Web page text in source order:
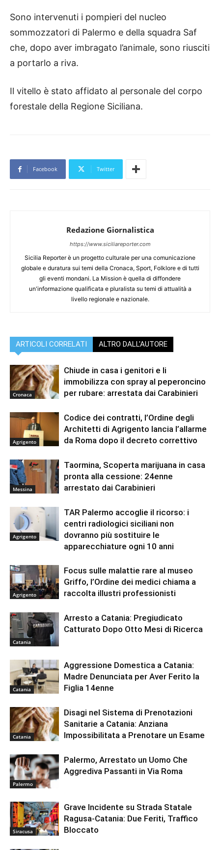
Sono intervenuti i pompieri del nucleo
sommozzatori di Palermo e della squadra Saf
che, dopo aver imbragato l’animale, sono riusciti
a portarlo a riva.
Il vitello è stato affidato al personale del corpo
forestale della Regione Siciliana.
Facebook Twitter
Redazione Giornalistica
https://www.siciliareporter.com
Sicilia Reporter è un progetto culturale per una comunicazione
globale e duratura sui temi della Cronaca, Sport, Folklore e di tutti
gli eventi mondani. La Mission è quella di diffondere
un'informazione qualificata e pluralista su temi di attualità a
livello regionale e nazionale.
ARTICOLI CORRELATI ALTRO DALL'AUTORE
Cronaca
Chiude in casa i genitori e li
immobilizza con spray al peperoncino
per rubare: arrestata dai Carabinieri
Agrigento
Codice dei contratti, l’Ordine degli
Architetti di Agrigento lancia l’allarme
da Roma dopo il decreto correttivo
Messina
Taormina, Scoperta marijuana in casa
pronta alla cessione: 24enne
arrestato dai Carabinieri
Agrigento
TAR Palermo accoglie il ricorso: i
centri radiologici siciliani non
dovranno più sostituire le
apparecchiature ogni 10 anni
Agrigento
Focus sulle malattie rare al museo
Griffo, l’Ordine dei medici chiama a
raccolta illustri professionisti
Catania
Arresto a Catania: Pregiudicato
Catturato Dopo Otto Mesi di Ricerca
Catania
Aggressione Domestica a Catania:
Madre Denunciata per Aver Ferito la
Figlia 14enne
Catania
Disagi nel Sistema di Prenotazioni
Sanitarie a Catania: Anziana
Impossibilitata a Prenotare un Esame
Palermo
Palermo, Arrestato un Uomo Che
Aggrediva Passanti in Via Roma
Siracusa
Grave Incidente su Strada Statale
Ragusa-Catania: Due Feriti, Traffico
Bloccato